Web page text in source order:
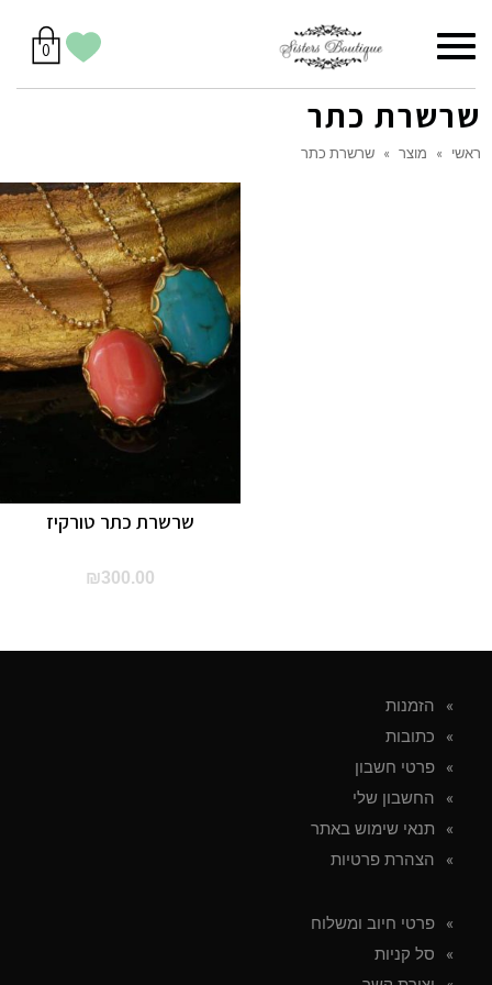
יש
לך
0מוצרים
בסל
הווישליסט
תפריט
שרשרת כתר
ראשי » מוצר » שרשרת כתר
שרשרת כתר טורקיז
₪300.00
הזמנות
כתובות
פרטי חשבון
החשבון שלי
תנאי שימוש באתר
הצהרת פרטיות
פרטי חיוב ומשלוח
סל קניות